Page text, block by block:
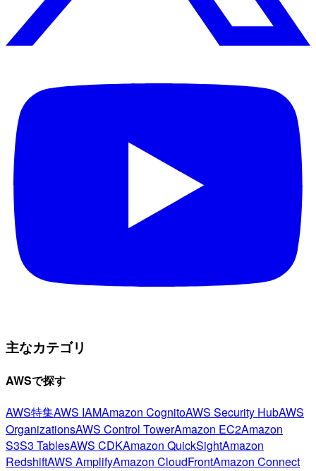
主なカテゴリ
AWSで探す
AWS特集AWS IAMAmazon CognitoAWS Security HubAWS
OrganizationsAWS Control TowerAmazon EC2Amazon
S3S3 TablesAWS CDKAmazon QuickSightAmazon
RedshiftAWS AmplifyAmazon CloudFrontAmazon Connect